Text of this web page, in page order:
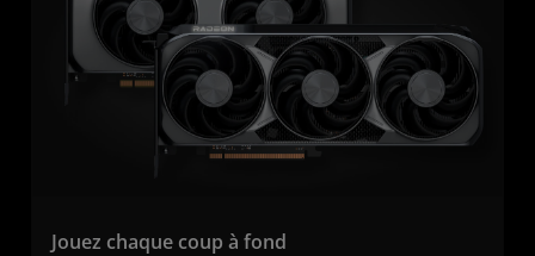
Jouez chaque coup à fond